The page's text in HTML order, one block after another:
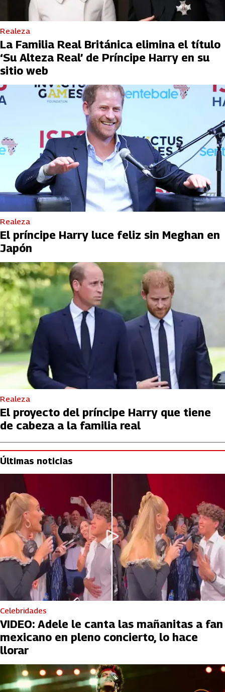
Realeza
La Familia Real Británica elimina el título
‘Su Alteza Real’ de Príncipe Harry en su
sitio web
Realeza
El príncipe Harry luce feliz sin Meghan en
Japón
Realeza
El proyecto del príncipe Harry que tiene
de cabeza a la familia real
Últimas noticias
Celebridades
VIDEO: Adele le canta las mañanitas a fan
mexicano en pleno concierto, lo hace
llorar